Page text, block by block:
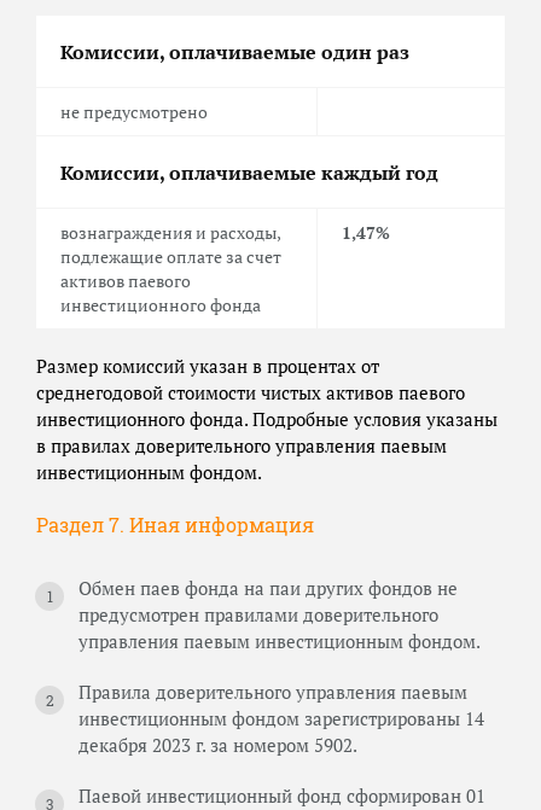
Комиссии, оплачиваемые один раз
не предусмотрено
Комиссии, оплачиваемые каждый год
вознаграждения и расходы,
подлежащие оплате за счет
активов паевого
инвестиционного фонда
1,47%
Размер комиссий указан в процентах от
среднегодовой стоимости чистых активов паевого
инвестиционного фонда. Подробные условия указаны
в правилах доверительного управления паевым
инвестиционным фондом.
Раздел 7. Иная информация
Обмен паев фонда на паи других фондов не
предусмотрен правилами доверительного
управления паевым инвестиционным фондом.
Правила доверительного управления паевым
инвестиционным фондом зарегистрированы 14
декабря 2023 г. за номером 5902.
Паевой инвестиционный фонд сформирован 01